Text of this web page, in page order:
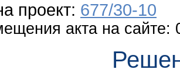
проект: 677/30-10
акта на сайте: